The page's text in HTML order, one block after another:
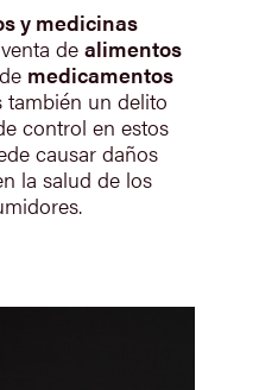
y medicinas
dealimentos
medicamentos
también un delito
control en estos
causar daños
la salud de los